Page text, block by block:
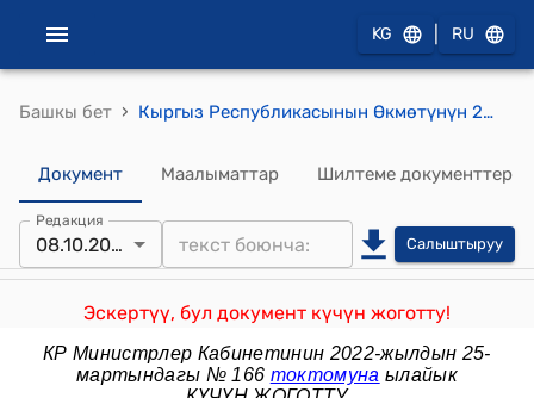
KG RU
Башкы бет › Кыргыз Республикасынын Өкмөтүнүн 2009-жылдын 8-октябрындагы №624 "Имараттардын жана курулмалардын коопсуздугунун" жалпы техникалык регламенти жөнүндө" Кыргыз Республикасынын Мыйзамынын долбоору тууралуу" токтому
Документ Маалыматтар Шилтеме документтер
Редакция
08.10.2009 Салыштыруу
Эскертүү, бул документ күчүн жоготту!